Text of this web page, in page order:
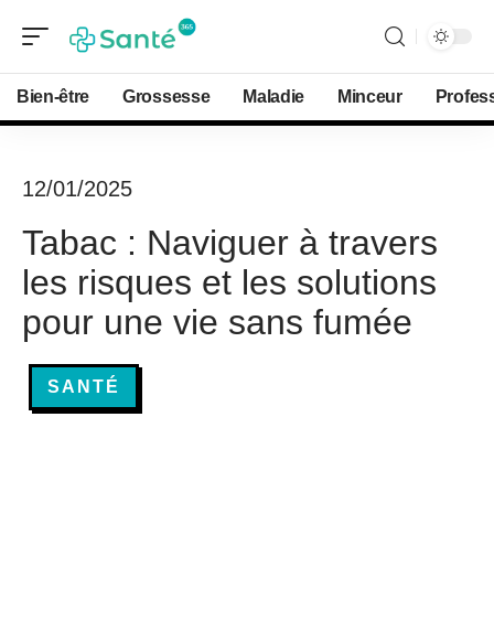
Bien-être Grossesse Maladie Minceur
12/01/2025
Tabac : Naviguer à travers
les risques et les solutions
pour une vie sans fumée
SANTÉ